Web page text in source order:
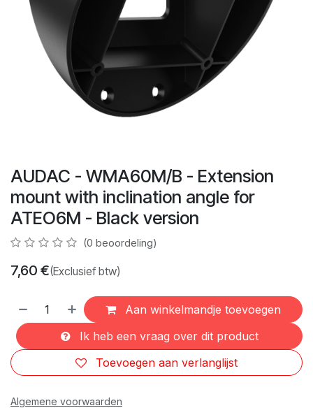
AUDAC - WMA60M/B - Extension
mount with inclination angle for
ATEO6M - Black version
(0 beoordeling)
7,60 €(Exclusief btw)
Aan winkelmandje toevoegen
Ik heb een vraag over dit product
Toevoegen aan verlanglijst
Algemene voorwaarden